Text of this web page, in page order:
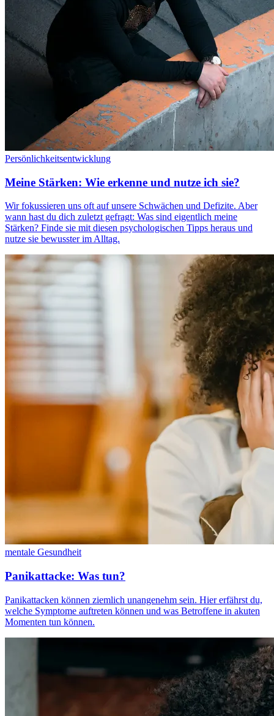
Persönlichkeitsentwicklung
Meine Stärken: Wie erkenne und nutze ich sie?
Wir fokussieren uns oft auf unsere Schwächen und Defizite. Aber
wann hast du dich zuletzt gefragt: Was sind eigentlich meine
Stärken? Finde sie mit diesen psychologischen Tipps heraus und
nutze sie bewusster im Alltag.
mentale Gesundheit
Panikattacke: Was tun?
Panikattacken können ziemlich unangenehm sein. Hier erfährst du,
welche Symptome auftreten können und was Betroffene in akuten
Momenten tun können.